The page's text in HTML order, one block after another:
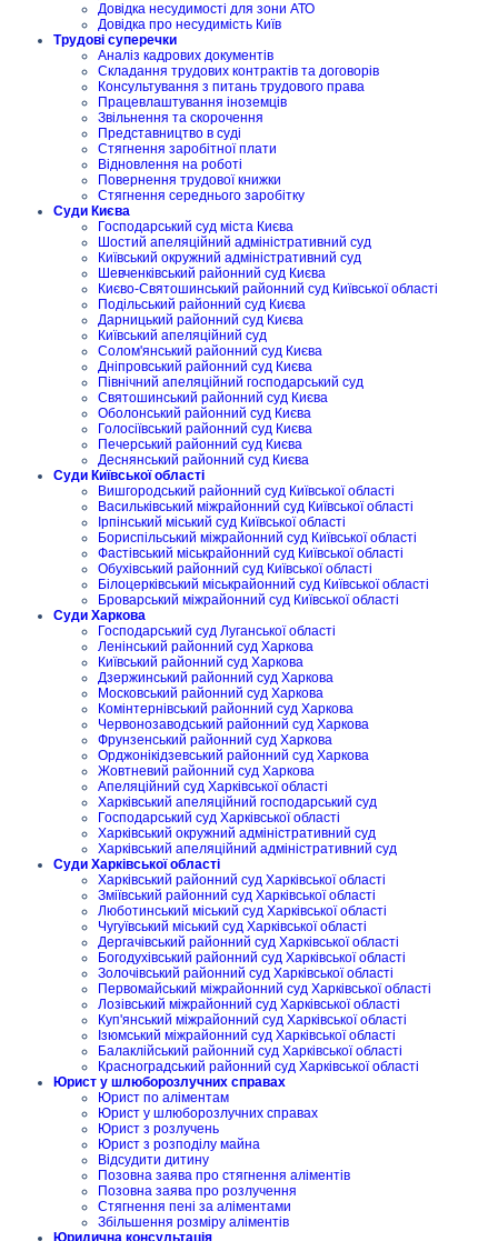
Довідка несудимості для зони АТО
Довідка про несудимість Київ
Трудові суперечки
Аналіз кадрових документів
Складання трудових контрактів та договорів
Консультування з питань трудового права
Працевлаштування іноземців
Звільнення та скорочення
Представництво в суді
Стягнення заробітної плати
Відновлення на роботі
Повернення трудової книжки
Стягнення середнього заробітку
Суди Києва
Господарський суд міста Києва
Шостий апеляційний адміністративний суд
Київський окружний адміністративний суд
Шевченківський районний суд Києва
Києво-Святошинський районний суд Київської області
Подільський районний суд Києва
Дарницький районний суд Києва
Київський апеляційний суд
Солом'янський районний суд Києва
Дніпровський районний суд Києва
Північний апеляційний господарський суд
Святошинський районний суд Києва
Оболонський районний суд Києва
Голосіївський районний суд Києва
Печерський районний суд Києва
Деснянський районний суд Києва
Суди Київської області
Вишгородський районний суд Київської області
Васильківський міжрайонний суд Київської області
Ірпінський міський суд Київської області
Бориспільський міжрайонний суд Київської області
Фастівський міськрайонний суд Київської області
Обухівський районний суд Київської області
Білоцерківський міськрайонний суд Київської області
Броварський міжрайонний суд Київської області
Суди Харкова
Господарський суд Луганської області
Ленінський районний суд Харкова
Київський районний суд Харкова
Дзержинський районний суд Харкова
Московський районний суд Харкова
Комінтернівський районний суд Харкова
Червонозаводський районний суд Харкова
Фрунзенський районний суд Харкова
Орджонікідзевський районний суд Харкова
Жовтневий районний суд Харкова
Апеляційний суд Харківської області
Харківський апеляційний господарський суд
Господарський суд Харківської області
Харківський окружний адміністративний суд
Харківський апеляційний адміністративний суд
Суди Харківської області
Харківський районний суд Харківської області
Зміївський районний суд Харківської області
Люботинський міський суд Харківської області
Чугуївський міський суд Харківської області
Дергачівський районний суд Харківської області
Богодухівський районний суд Харківської області
Золочівський районний суд Харківської області
Первомайський міжрайонний суд Харківської області
Лозівський міжрайонний суд Харківської області
Куп'янський міжрайонний суд Харківської області
Ізюмський міжрайонний суд Харківської області
Балаклійський районний суд Харківської області
Красноградський районний суд Харківської області
Юрист у шлюборозлучних справах
Юрист по аліментам
Юрист у шлюборозлучних справах
Юрист з розлучень
Юрист з розподілу майна
Відсудити дитину
Позовна заява про стягнення аліментів
Позовна заява про розлучення
Стягнення пені за аліментами
Збільшення розміру аліментів